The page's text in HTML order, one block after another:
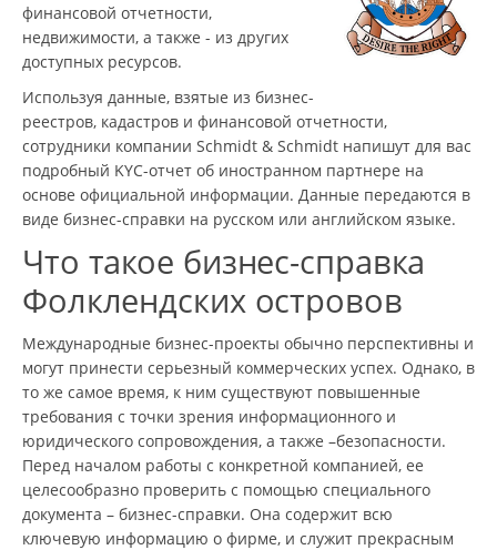
финансовой отчетности,
недвижимости, а также - из других
доступных ресурсов.
Используя данные, взятые из бизнес-
реестров, кадастров и финансовой отчетности,
сотрудники компании Schmidt & Schmidt напишут для вас
подробный KYC-отчет об иностранном партнере на
основе официальной информации. Данные передаются в
виде бизнес-справки на русском или английском языке.
Что такое бизнес-справка
Фолклендских островов
Международные бизнес-проекты обычно перспективны и
могут принести серьезный коммерческих успех. Однако, в
то же самое время, к ним существуют повышенные
требования с точки зрения информационного и
юридического сопровождения, а также –безопасности.
Перед началом работы с конкретной компанией, ее
целесообразно проверить с помощью специального
документа – бизнес-справки. Она содержит всю
ключевую информацию о фирме, и служит прекрасным